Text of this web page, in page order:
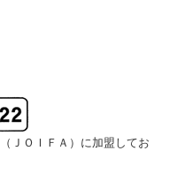
（ＪＯＩＦＡ）に加盟してお